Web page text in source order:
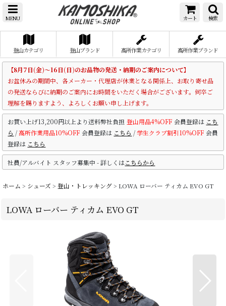
MENU カート 検索
登山カテゴリ 登山ブランド 高所作業カテゴリ 高所作業ブランド
【8月7日(金)～16日(日)のお品物の発送・納期のご案内について】
お盆休みの期間中、各メーカー・代理店が休業となる関係上、お取り寄せ品
の発送ならびに納期のご案内にお時間をいただく場合がございます。何卒ご
理解を賜りますよう、よろしくお願い申し上げます。
お買い上げ13,200円以上より送料弊社負担 登山用品4%OFF 会員登録は こち
ら /高所作業用品10%OFF 会員登録は こちら /学生クラブ割引10%OFF 会員
登録は こちら
社員/アルバイト スタッフ募集中 - 詳しくはこちらから
ホーム > シューズ > 登山・トレッキング> LOWA ローバー ティカム EVO GT
LOWA ローバー ティカム EVO GT